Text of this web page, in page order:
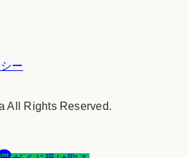
ー
All Rights Reserved.